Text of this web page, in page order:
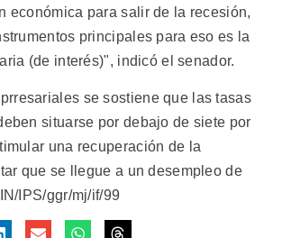
económica para salir de la recesión,
principales para eso es la
(de interés)", indicó el senador.
se sostiene que las tasas
situarse por debajo de siete por
una recuperación de la
que se llegue a un desempleo de
IPS/ggr/mj/if/99